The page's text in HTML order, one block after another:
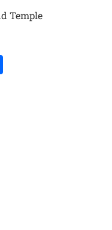
Temple